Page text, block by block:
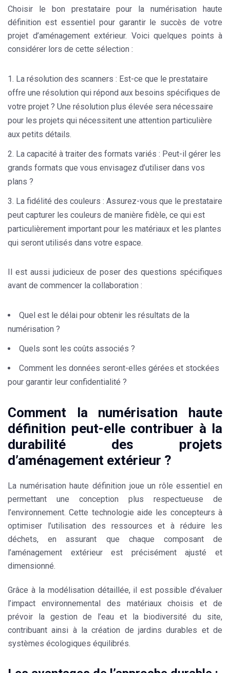
Choisir le bon prestataire pour la numérisation haute
définition est essentiel pour garantir le succès de votre
projet d’aménagement extérieur. Voici quelques points à
considérer lors de cette sélection :
La résolution des scanners : Est-ce que le prestataire
offre une résolution qui répond aux besoins spécifiques de
votre projet ? Une résolution plus élevée sera nécessaire
pour les projets qui nécessitent une attention particulière
aux petits détails.
La capacité à traiter des formats variés : Peut-il gérer les
grands formats que vous envisagez d’utiliser dans vos
plans ?
La fidélité des couleurs : Assurez-vous que le prestataire
peut capturer les couleurs de manière fidèle, ce qui est
particulièrement important pour les matériaux et les plantes
qui seront utilisés dans votre espace.
Il est aussi judicieux de poser des questions spécifiques
avant de commencer la collaboration :
Quel est le délai pour obtenir les résultats de la
numérisation ?
Quels sont les coûts associés ?
Comment les données seront-elles gérées et stockées
pour garantir leur confidentialité ?
Comment la numérisation haute
définition peut-elle contribuer à la
durabilité des projets
d’aménagement extérieur ?
La numérisation haute définition joue un rôle essentiel en
permettant une conception plus respectueuse de
l’environnement. Cette technologie aide les concepteurs à
optimiser l’utilisation des ressources et à réduire les
déchets, en assurant que chaque composant de
l’aménagement extérieur est précisément ajusté et
dimensionné.
Grâce à la modélisation détaillée, il est possible d’évaluer
l’impact environnemental des matériaux choisis et de
prévoir la gestion de l’eau et la biodiversité du site,
contribuant ainsi à la création de jardins durables et de
systèmes écologiques équilibrés.